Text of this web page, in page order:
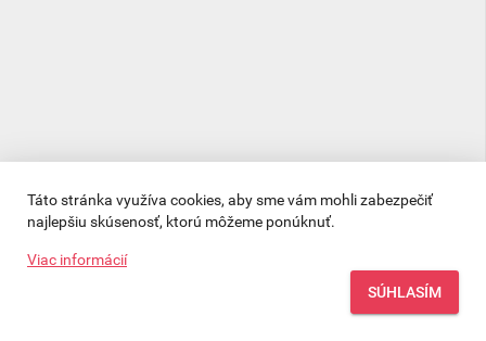
Táto stránka využíva cookies, aby sme vám mohli zabezpečiť
najlepšiu skúsenosť, ktorú môžeme ponúknuť.
Viac informácií
SÚHLASÍM
POTVRDIŤ
Objavte sadu bádateľských projektov